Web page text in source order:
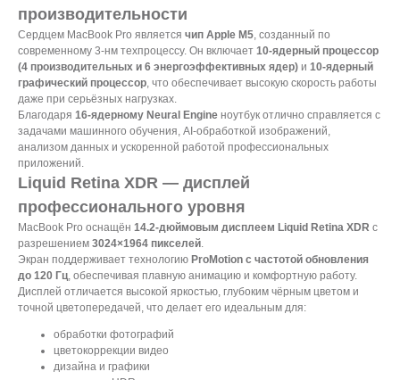
производительности
Сердцем MacBook Pro является чип Apple M5, созданный по
современному 3-нм техпроцессу. Он включает 10-ядерный процессор
(4 производительных и 6 энергоэффективных ядер) и 10-ядерный
графический процессор, что обеспечивает высокую скорость работы
даже при серьёзных нагрузках.
Благодаря 16-ядерному Neural Engine ноутбук отлично справляется с
задачами машинного обучения, AI-обработкой изображений,
анализом данных и ускоренной работой профессиональных
приложений.
Liquid Retina XDR — дисплей
профессионального уровня
MacBook Pro оснащён 14.2-дюймовым дисплеем Liquid Retina XDR с
разрешением 3024×1964 пикселей.
Экран поддерживает технологию ProMotion с частотой обновления
до 120 Гц, обеспечивая плавную анимацию и комфортную работу.
Дисплей отличается высокой яркостью, глубоким чёрным цветом и
точной цветопередачей, что делает его идеальным для:
обработки фотографий
цветокоррекции видео
дизайна и графики